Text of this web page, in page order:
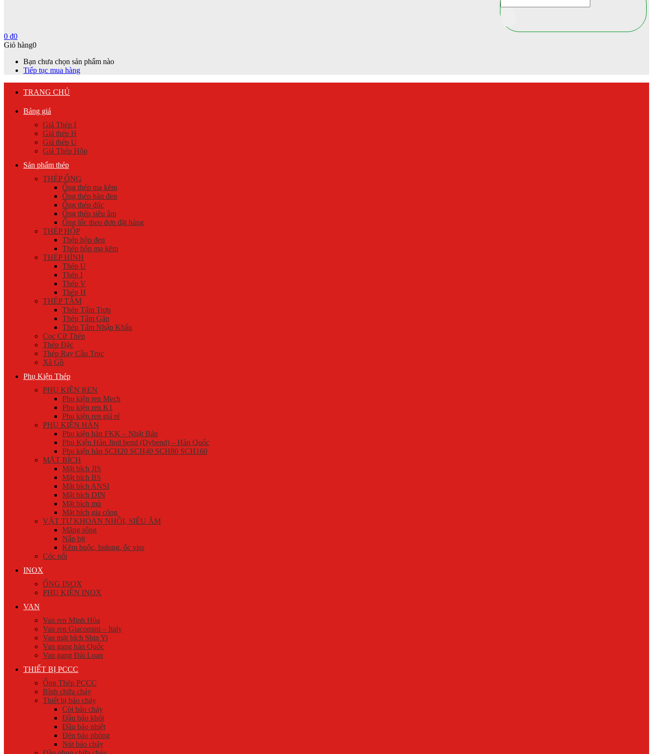
0 ₫0
Giỏ hàng0
Bạn chưa chọn sản phẩm nào
Tiếp tục mua hàng
TRANG CHỦ
Bảng giá
Giá Thép I
Giá thép H
Giá thép U
Giá Thép Hộp
Sản phẩm thép
THÉP ỐNG
Ống thép mạ kẽm
Ống thép hàn đen
Ống thép đúc
Ống thép siêu âm
Ống lốc theo đơn đặt hàng
THÉP HỘP
Thép hộp đen
Thép hộp mạ kẽm
THÉP HÌNH
Thép U
Thép I
Thép V
Thép H
THÉP TẤM
Thép Tấm Trơn
Thép Tấm Gân
Thép Tấm Nhập Khẩu
Cọc Cừ Thép
Thép Đặc
Thép Ray Cầu Trục
Xà Gồ
Phụ Kiện Thép
PHỤ KIỆN REN
Phụ kiện ren Mech
Phụ kiện ren K1
Phụ kiện ren giá rẻ
PHỤ KIỆN HÀN
Phụ kiện hàn FKK – Nhật Bản
Phụ Kiện Hàn Jinil bend (Dybend) – Hàn Quốc
Phụ kiện hàn SCH20 SCH40 SCH80 SCH160
MẶT BÍCH
Mặt bích JIS
Mặt bích BS
Mặt bích ANSI
Mặt bích DIN
Mặt bích mù
Mặt bích gia công
VẬT TƯ KHOAN NHỒI, SIÊU ÂM
Măng sông
Nắp bịt
Kẽm buộc, bulong, ốc viss
Cóc nối
INOX
ỐNG INOX
PHỤ KIỆN INOX
VAN
Van ren Minh Hòa
Van ren Giacomini – Italy
Van mặt bích Shin Yi
Van gang hàn Quốc
Van gang Đài Loan
THIẾT BỊ PCCC
Ống Thép PCCC
Bình chữa cháy
Thiết bị báo cháy
Còi báo cháy
Đầu báo khói
Đầu báo nhiệt
Đèn báo phòng
Nút báo cháy